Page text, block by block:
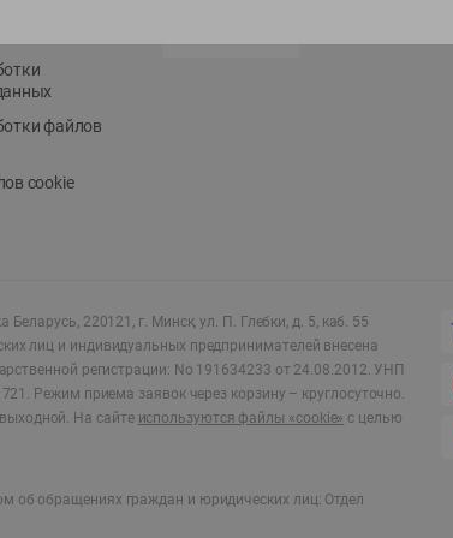
файлов
cookie
Беларусь, 220121, г. Минск, ул. П. Глебки, д. 5, каб. 55
лиц и индивидуальных предпринимателей внесена
регистрации: No 191634233 от 24.08.2012. УНП
Режим приема заявок через корзину – круглосуточно.
. На сайте используются файлы «cookie» с целью
об обращениях граждан и юридических лиц: Отдел